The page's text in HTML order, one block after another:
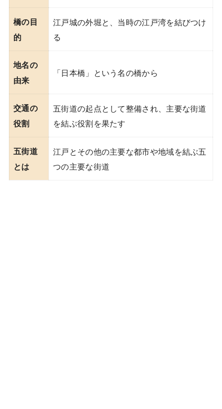
橋の目
的
江戸城の外堀と、当時の江戸湾を結びつけ
る
地名の
由来
「日本橋」という名の橋から
交通の
役割
五街道の起点として整備され、主要な街道
を結ぶ役割を果たす
五街道
とは
江戸とその他の主要な都市や地域を結ぶ五
つの主要な街道